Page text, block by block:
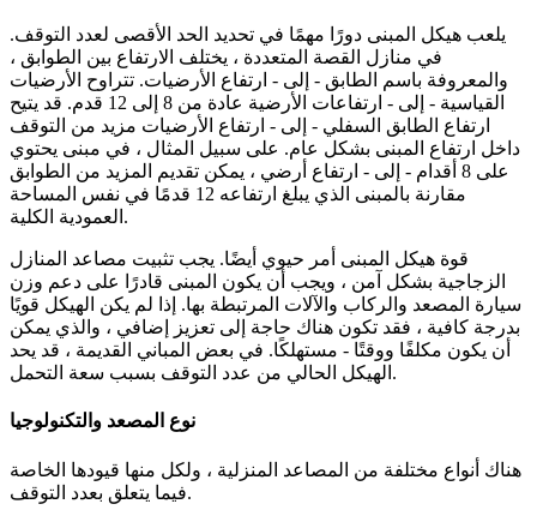
يلعب هيكل المبنى دورًا مهمًا في تحديد الحد الأقصى لعدد التوقف.
في منازل القصة المتعددة ، يختلف الارتفاع بين الطوابق ،
والمعروفة باسم الطابق - إلى - ارتفاع الأرضيات. تتراوح الأرضيات
القياسية - إلى - ارتفاعات الأرضية عادة من 8 إلى 12 قدم. قد يتيح
ارتفاع الطابق السفلي - إلى - ارتفاع الأرضيات مزيد من التوقف
داخل ارتفاع المبنى بشكل عام. على سبيل المثال ، في مبنى يحتوي
على 8 أقدام - إلى - ارتفاع أرضي ، يمكن تقديم المزيد من الطوابق
مقارنة بالمبنى الذي يبلغ ارتفاعه 12 قدمًا في نفس المساحة
العمودية الكلية.
قوة هيكل المبنى أمر حيوي أيضًا. يجب تثبيت مصاعد المنازل
الزجاجية بشكل آمن ، ويجب أن يكون المبنى قادرًا على دعم وزن
سيارة المصعد والركاب والآلات المرتبطة بها. إذا لم يكن الهيكل قويًا
بدرجة كافية ، فقد تكون هناك حاجة إلى تعزيز إضافي ، والذي يمكن
أن يكون مكلفًا ووقتًا - مستهلكًا. في بعض المباني القديمة ، قد يحد
الهيكل الحالي من عدد التوقف بسبب سعة التحمل.
نوع المصعد والتكنولوجيا
هناك أنواع مختلفة من المصاعد المنزلية ، ولكل منها قيودها الخاصة
فيما يتعلق بعدد التوقف.